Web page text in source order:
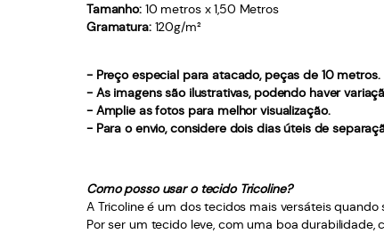
Tamanho:10 metros x 1,50 Metros
Gramatura:120g/m²
- Preço especial para atacado, peças de 10 metros.
- As imagens são ilustrativas, podendo haver
- Amplie as fotos para melhor visualização.
- Para o envio, considere dois dias úteis de
Como posso usar o tecido Tricoline?
A Tricoline é um dos tecidos mais versáteis
Por ser um tecido leve, com uma boa